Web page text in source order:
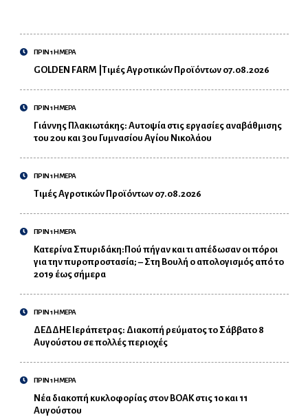
ΠΡΙΝ 1 ΗΜΕΡΑ
GOLDEN FARM |Τιμές Αγροτικών Προϊόντων 07.08.2026
ΠΡΙΝ 1 ΗΜΕΡΑ
Γιάννης Πλακιωτάκης: Αυτοψία στις εργασίες αναβάθμισης
του 2ου και 3ου Γυμνασίου Αγίου Νικολάου
ΠΡΙΝ 1 ΗΜΕΡΑ
Τιμές Αγροτικών Προϊόντων 07.08.2026
ΠΡΙΝ 1 ΗΜΕΡΑ
Κατερίνα Σπυριδάκη:Πού πήγαν και τι απέδωσαν οι πόροι
για την πυροπροστασία; – Στη Βουλή ο απολογισμός από το
2019 έως σήμερα
ΠΡΙΝ 1 ΗΜΕΡΑ
ΔΕΔΔΗΕ Ιεράπετρας: Διακοπή ρεύματος το Σάββατο 8
Αυγούστου σε πολλές περιοχές
ΠΡΙΝ 1 ΗΜΕΡΑ
Νέα διακοπή κυκλοφορίας στον ΒΟΑΚ στις 10 και 11
Αυγούστου